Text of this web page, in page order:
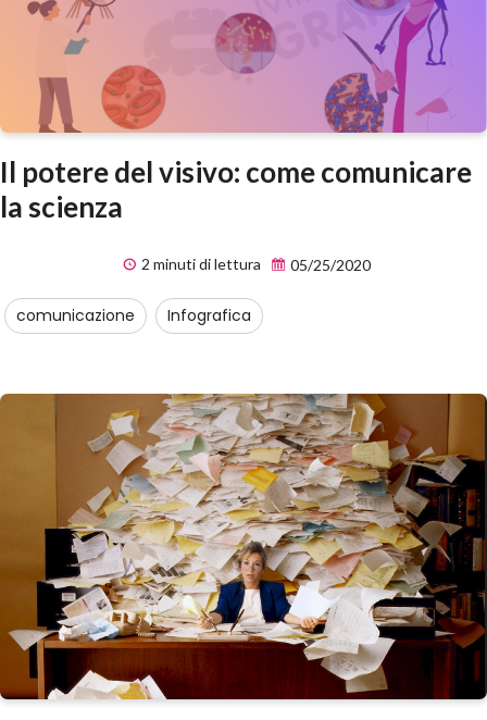
Il potere del visivo: come comunicare
la scienza
2 minuti di lettura 05/25/2020
comunicazione Infografica